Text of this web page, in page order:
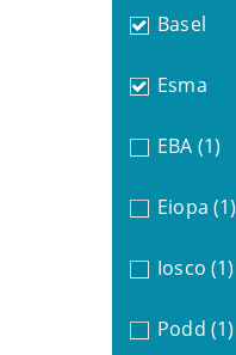
Basel
Esma
EBA (1)
Eiopa (1)
Iosco (1)
Podd (1)